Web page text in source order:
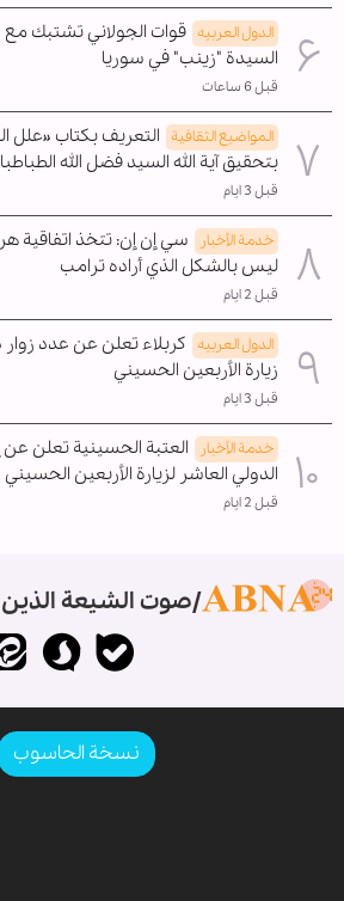
الدول العربیه قوات الجولاني تشتبك
السيدة "زينب" في سوريا
قبل 6 ساعات
المواضیع الثقافية التعريف بكتاب «علل
بتحقيق آية الله السيد فضل الله
قبل 3 ايام
خدمة الأخبار
سي إن إن: تتخذ اتفاقية
ليس بالشكل الذي أراده ترامب
قبل 2 ايام
الدول العربیه كربلاء تعلن عن عدد زوار
زيارة الأربعين الحسيني
قبل 3 ايام
خدمة الأخبار
العتبة الحسينية تعلن عن
الدولي العاشر لزيارة الأربعين الحسيني
قبل 2 ايام
صوت الشيعة الذين
نسخة الحاسوب